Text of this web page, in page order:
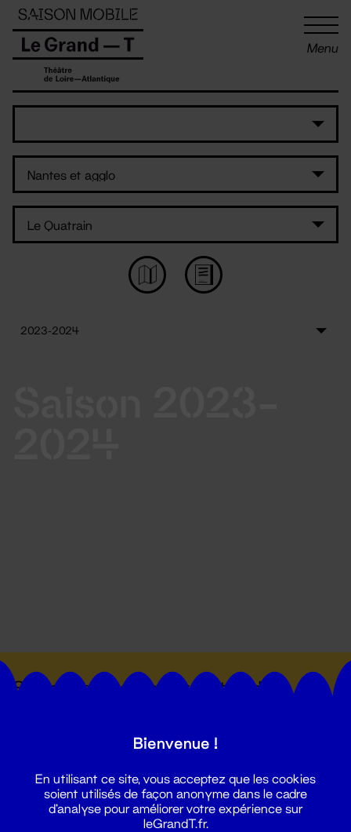
Menu
Suivez toutes les actualités du
Panneau de gestion des cookies
Bienvenue !
En utilisant ce site, vous acceptez que les cookies
soient utilisés de façon anonyme dans le cadre
d'analyse pour améliorer votre expérience sur
leGrandT.fr.